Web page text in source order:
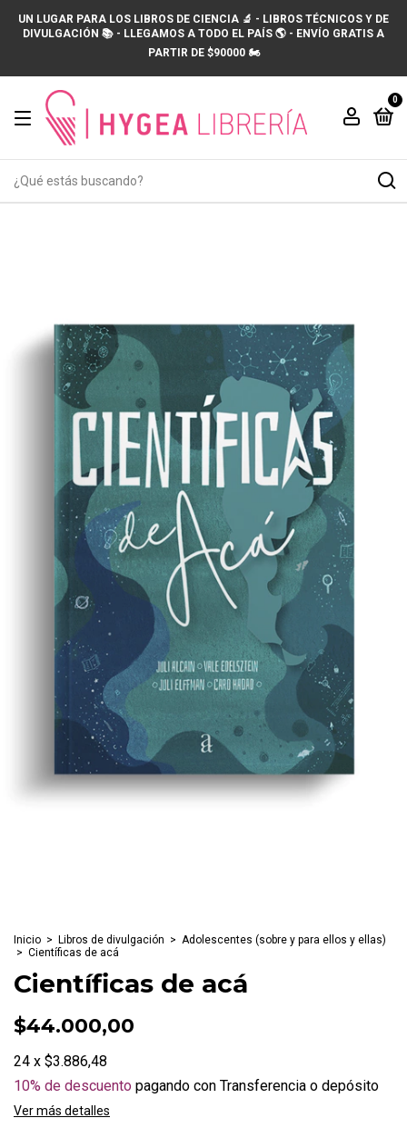
UN LUGAR PARA LOS LIBROS DE CIENCIA 🔬 - LIBROS TÉCNICOS Y DE
DIVULGACIÓN 📚 - LLEGAMOS A TODO EL PAÍS 🌎 - ENVÍO GRATIS A
PARTIR DE $90000 🏍️
0
Inicio > Libros de divulgación > Adolescentes (sobre y para ellos y ellas)
> Científicas de acá
Científicas de acá
$44.000,00
24 x $3.886,48
10% de descuento pagando con Transferencia o depósito
Ver más detalles